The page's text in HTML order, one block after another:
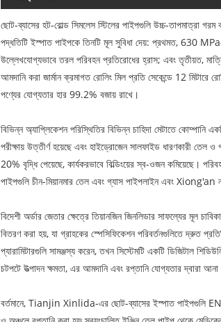
ছোট-ব্যাসের হট-রোল্ড সিমলেস স্টিলের পাইপগুলি উচ্চ-তাপমাত্রা
পদ্ধতিটি ইস্পাত পাইপকে তিনটি মূল সুবিধা দেয়: প্রথমত, 630
উল্লেখযোগ্যভাবে তরল পরিবহন প্রতিরোধের হ্রাস; এবং তৃতীয়ত,
আমদানি করা জার্মান ক্রমাগত রোলিং মিল প্রতি সেকেন্ডে 12
পণ্যের যোগ্যতার হার 99.2% বজায় রাখে।
বিভিন্ন অ্যাপ্লিকেশন পরিস্থিতির বিভিন্ন চাহিদা মেটাতে
পরীক্ষায় উত্তীর্ণ হয়েছে এবং হাইড্রোজেন সালফাইড ধারণকারী তেল
20% বৃদ্ধি পেয়েছে, কার্যকরভাবে বিল্ডিংয়ের স্ব-ওজন কমিয়েছে।
পাইপগুলি চীন-মিয়ানমার তেল এবং গ্যাস পাইপলাইন এবং Xiong'an
বিদেশী অর্ডার জেতার ক্ষেত্রে তিয়ানজিন জিনলিডার সাফল্যের মূল
বিতরণ করা হয়, যা গ্রাহকের স্পেসিফিকেশন পরিবর্তনগুলিতে দ্রুত
প্যারামিটারগুলি সামঞ্জস্য করেন, তখন সিস্টেমটি একটি ডিজিটাল
চটপটে উত্পাদন ক্ষমতা, এর আমদানি এবং রপ্তানি যোগ্যতার দ্বারা
বর্তমানে, Tianjin Xinlida-এর ছোট-ব্যাসের ইস্পাত পাইপগুলি